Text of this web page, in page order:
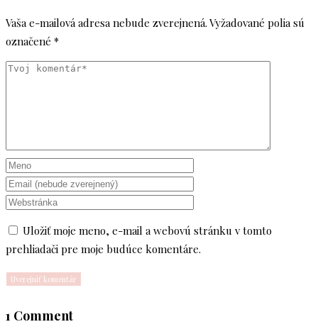
Vaša e-mailová adresa nebude zverejnená. Vyžadované polia sú
označené *
Uložiť moje meno, e-mail a webovú stránku v tomto
prehliadači pre moje budúce komentáre.
1 Comment